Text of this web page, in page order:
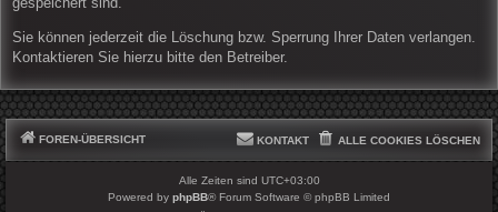
Sie können jederzeit die Löschung bzw. Sperrung Ihrer Daten verlangen.
Kontaktieren Sie hierzu bitte den Betreiber.
FOREN-ÜBERSICHT ALLE COOKIES LÖSCHEN
KONTAKT
Alle Zeiten sind UTC+03:00
Powered by phpBB® Forum Software © phpBB Limited